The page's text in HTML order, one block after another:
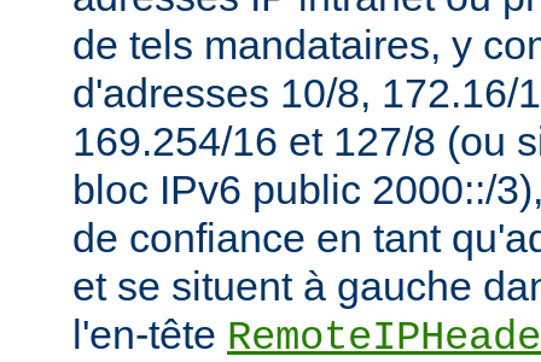
de tels mandataires, y
d'adresses 10/8, 172.16/
169.254/16 et 127/8 (ou
bloc IPv6 public 2000::/
de confiance en tant
et se situent à gauche
l'en-tête